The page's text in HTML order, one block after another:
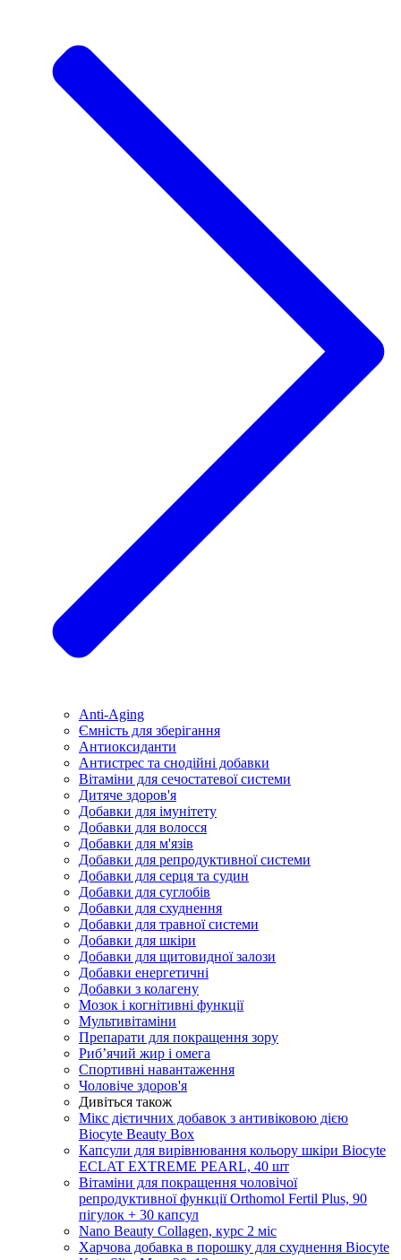
Anti-Aging
Ємність для зберігання
Антиоксиданти
Антистрес та снодійні добавки
Вітаміни для сечостатевої системи
Дитяче здоров'я
Добавки для імунітету
Добавки для волосся
Добавки для м'язів
Добавки для репродуктивної системи
Добавки для серця та судин
Добавки для суглобів
Добавки для схуднення
Добавки для травної системи
Добавки для шкіри
Добавки для щитовидної залози
Добавки енергетичні
Добавки з колагену
Мозок і когнітивні функції
Мультивітаміни
Препарати для покращення зору
Риб’ячий жир і омега
Спортивні навантаження
Чоловіче здоров'я
Дивіться також
Мікс дієтичних добавок з антивіковою дією
Biocyte Beauty Box
Капсули для вирівнювання кольору шкіри Biocyte
ECLAT EXTREME PEARL, 40 шт
Вітаміни для покращення чоловічої
репродуктивної функції Orthomol Fertil Plus, 90
пігулок + 30 капсул
Nano Beauty Collagen, курс 2 міс
Харчова добавка в порошку для схуднення Biocyte